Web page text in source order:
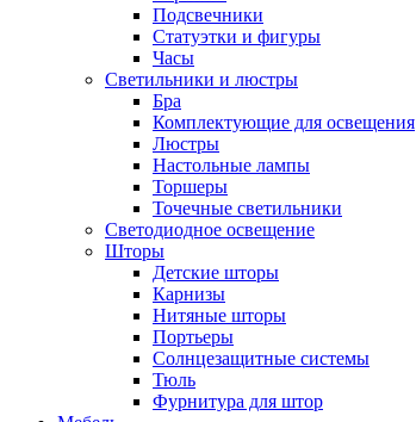
Подсвечники
Статуэтки и фигуры
Часы
Светильники и люстры
Бра
Комплектующие для освещения
Люстры
Настольные лампы
Торшеры
Точечные светильники
Светодиодное освещение
Шторы
Детские шторы
Карнизы
Нитяные шторы
Портьеры
Солнцезащитные системы
Тюль
Фурнитура для штор